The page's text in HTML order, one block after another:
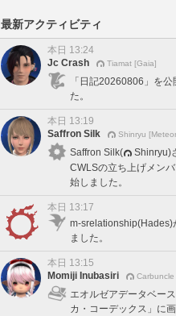
最新アクティビティ
本日 13:24
Jc Crash
Tiamat [Gaia]
「日記20260806」を公
た。
本日 13:19
Saffron Silk
Shinryu
Saffron Silk(
Shinryu)
CWLSの立ち上げメン
始しました。
本日 13:17
m-srelationship(Hades)
ました。
本日 13:15
Momiji Inubasiri
エオルゼアデータベー
カ・コーデックス」に